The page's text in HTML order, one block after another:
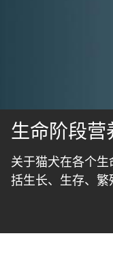
生命阶段营
关于猫犬在各个
括生长、生存、繁